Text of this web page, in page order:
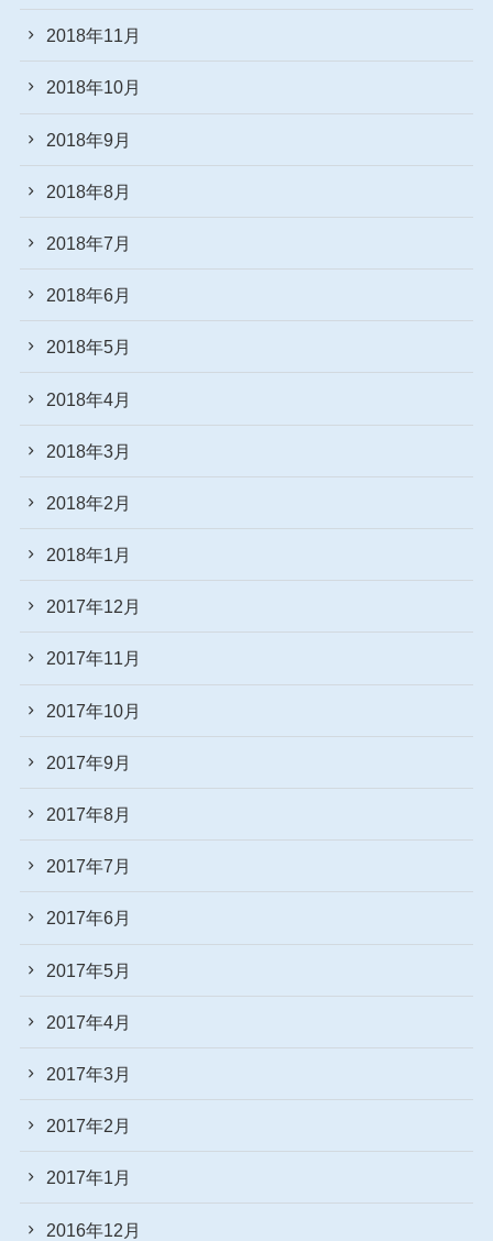
2018年11月
2018年10月
2018年9月
2018年8月
2018年7月
2018年6月
2018年5月
2018年4月
2018年3月
2018年2月
2018年1月
2017年12月
2017年11月
2017年10月
2017年9月
2017年8月
2017年7月
2017年6月
2017年5月
2017年4月
2017年3月
2017年2月
2017年1月
2016年12月